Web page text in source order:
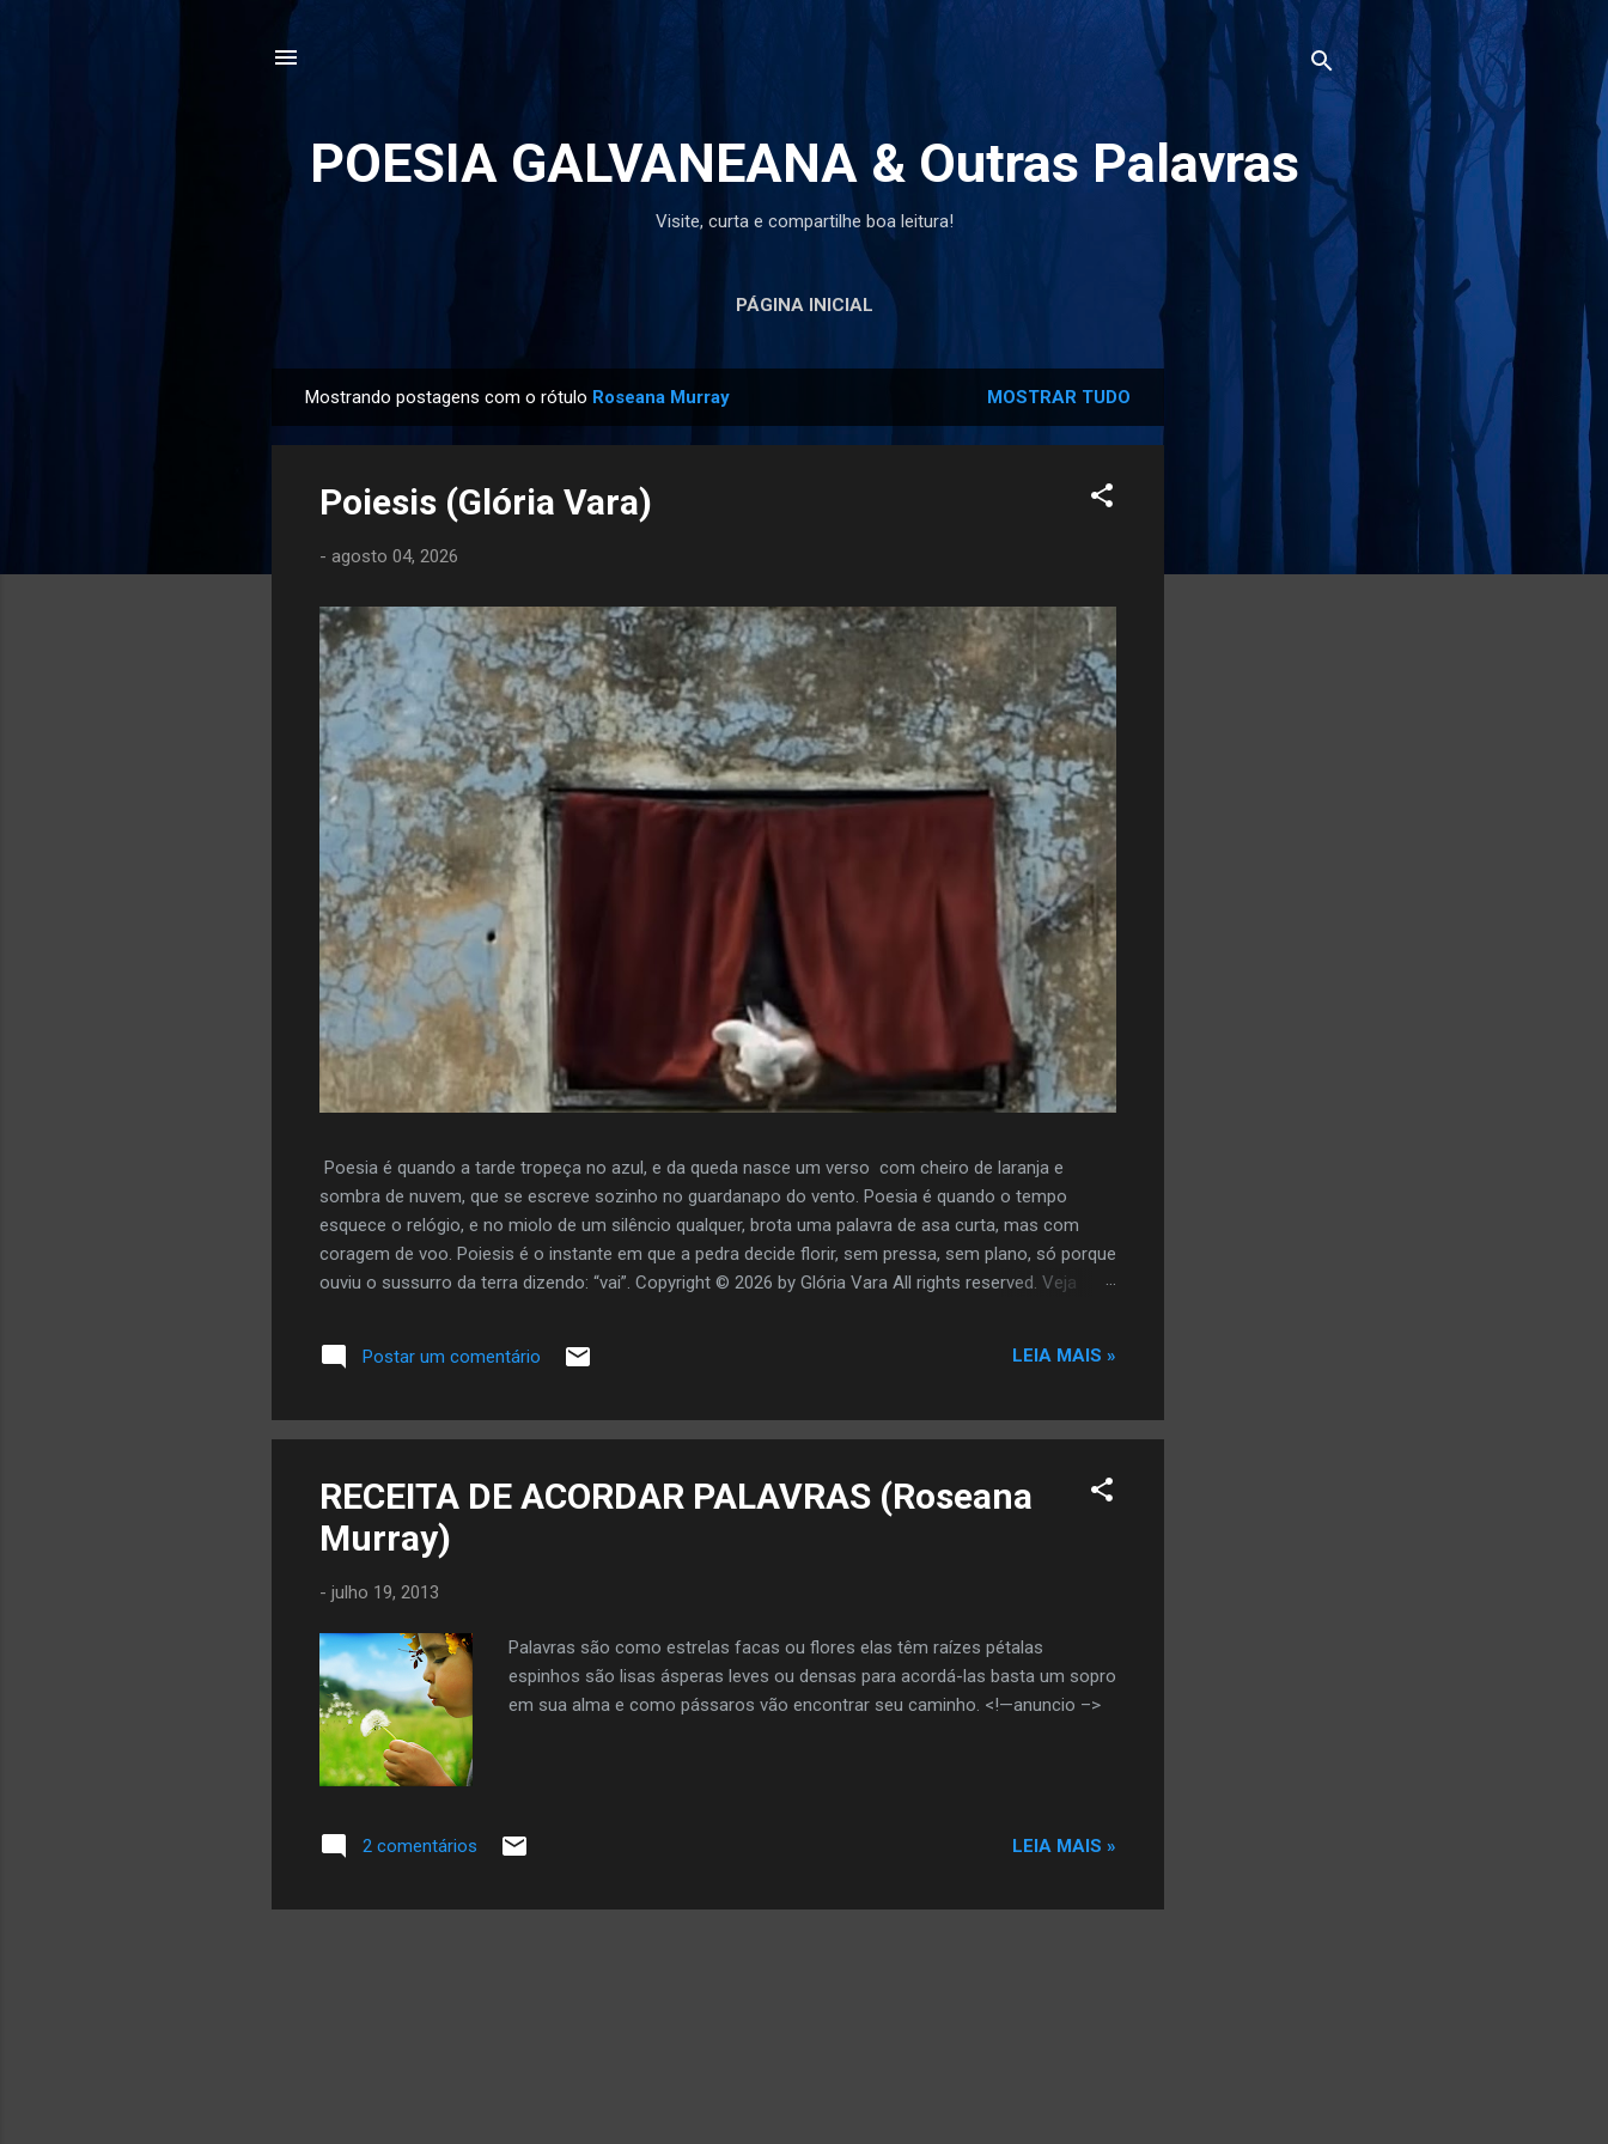
POESIA GALVANEANA & Outras Palavras
Visite, curta e compartilhe boa leitura!
PÁGINA INICIAL
o
Mostrando postagens com o rótulo Roseana Murray MOSTRAR TUDO
Poiesis (Glória Vara)
- agosto 04, 2026
Poesia é quando a tarde tropeça no azul, e da queda nasce um verso com cheiro de laranja e
sombra de nuvem, que se escreve sozinho no guardanapo do vento. Poesia é quando o tempo
esquece o relógio, e no miolo de um silêncio qualquer, brota uma palavra de asa curta, mas com
coragem de voo. Poiesis é o instante em que a pedra decide florir, sem pressa, sem plano, só porque
ouviu o sussurro da terra dizendo: “vai”. Copyright © 2026 by Glória Vara All rights reserved. Veja
Postar um comentário LEIA MAIS »
RECEITA DE ACORDAR PALAVRAS (Roseana
Murray)
- julho 19, 2013
Palavras são como estrelas facas ou flores elas têm raízes pétalas
espinhos são lisas ásperas leves ou densas para acordá-las basta um sopro
em sua alma e como pássaros vão encontrar seu caminho. <!—anuncio –>
2 comentários LEIA MAIS »